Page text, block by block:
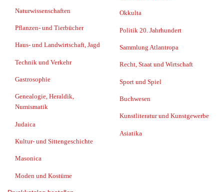
Naturwissenschaften
Pflanzen- und Tierbücher
Haus- und Landwirtschaft, Jagd
Technik und Verkehr
Gastrosophie
Genealogie, Heraldik,
Numismatik
Judaica
Kultur- und Sittengeschichte
Masonica
Moden und Kostüme
Okkulta
Politik 20. Jahrhundert
Sammlung Atlantropa
Recht, Staat und Wirtschaft
Sport und Spiel
Buchwesen
Kunstliteratur und Kunstgewerbe
Asiatika